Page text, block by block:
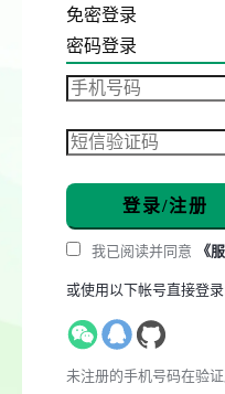
免密登录
密码登录
登录/注册
我已阅读并同意 《
或使用以下帐号直接登
未注册的手机号码在验证